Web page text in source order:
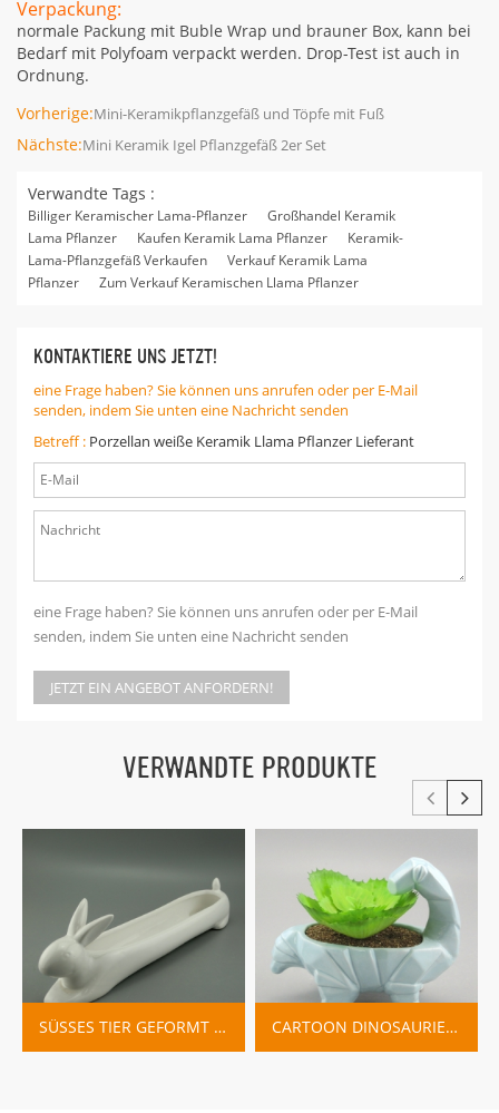
Verpackung:
normale Packung mit Buble Wrap und brauner Box, kann bei
Bedarf mit Polyfoam verpackt werden. Drop-Test ist auch in
Ordnung.
Vorherige:Mini-Keramikpflanzgefäß und Töpfe mit Fuß
Nächste:Mini Keramik Igel Pflanzgefäß 2er Set
Verwandte Tags :
Billiger Keramischer Lama-Pflanzer
Großhandel Keramik
Lama Pflanzer
Kaufen Keramik Lama Pflanzer
Keramik-
Lama-Pflanzgefäß Verkaufen
Verkauf Keramik Lama
Pflanzer
Zum Verkauf Keramischen Llama Pflanzer
KONTAKTIERE UNS JETZT!
eine Frage haben? Sie können uns anrufen oder per E-Mail
senden, indem Sie unten eine Nachricht senden
Betreff : Porzellan weiße Keramik Llama Pflanzer Lieferant
eine Frage haben? Sie können uns anrufen oder per E-Mail
senden, indem Sie unten eine Nachricht senden
JETZT EIN ANGEBOT ANFORDERN!
VERWANDTE PRODUKTE
SÜSSES TIER GEFORMT CARTOON DEKORATION PFLANZER BLUMENTÖPFE CARTOON DINOSAURIER KERAMIK PFLANZER TÖPFE